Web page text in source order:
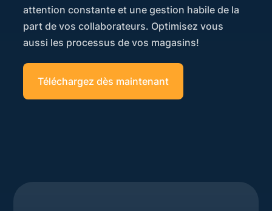
attention constante et une gestion habile de la
part de vos collaborateurs. Optimisez vous
aussi les processus de vos magasins!
Téléchargez dès maintenant